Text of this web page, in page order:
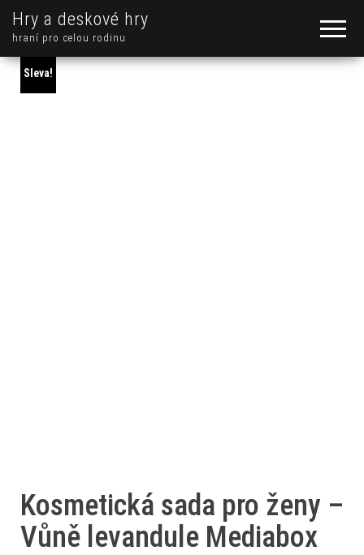
Hry a deskové hry
hraní pro celou rodinu
Sleva!
Kosmetická sada pro ženy –
Vůně levandule Mediabox